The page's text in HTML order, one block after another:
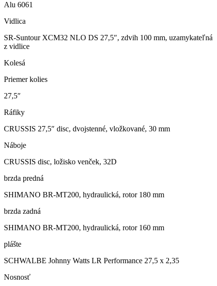
Alu 6061
Vidlica
SR-Suntour XCM32 NLO DS 27,5″, zdvih 100 mm, uzamykateľná
z vidlice
Kolesá
Priemer kolies
27,5″
Ráfiky
CRUSSIS 27,5″ disc, dvojstenné, vložkované, 30 mm
Náboje
CRUSSIS disc, ložisko venček, 32D
brzda predná
SHIMANO BR-MT200, hydraulická, rotor 180 mm
brzda zadná
SHIMANO BR-MT200, hydraulická, rotor 160 mm
plášte
SCHWALBE Johnny Watts LR Performance 27,5 x 2,35
Nosnosť